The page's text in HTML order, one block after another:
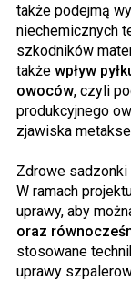
także podejmą
niechemicznych
szkodników
także wpływ
owoców, czyli
produkcyjnego
zjawiska
Zdrowe
W ramach
uprawy, aby
oraz
stosowane
uprawy